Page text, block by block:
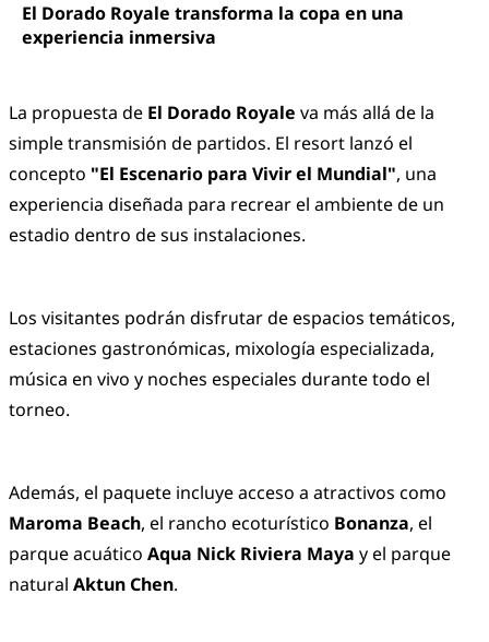
El Dorado Royale transforma la copa en una
experiencia inmersiva
La propuesta de El Dorado Royale va más allá de la
simple transmisión de partidos. El resort lanzó el
concepto "El Escenario para Vivir el Mundial", una
experiencia diseñada para recrear el ambiente de un
estadio dentro de sus instalaciones.
Los visitantes podrán disfrutar de espacios temáticos,
estaciones gastronómicas, mixología especializada,
música en vivo y noches especiales durante todo el
torneo.
Además, el paquete incluye acceso a atractivos como
Maroma Beach, el rancho ecoturístico Bonanza, el
parque acuático Aqua Nick Riviera Maya y el parque
natural Aktun Chen.